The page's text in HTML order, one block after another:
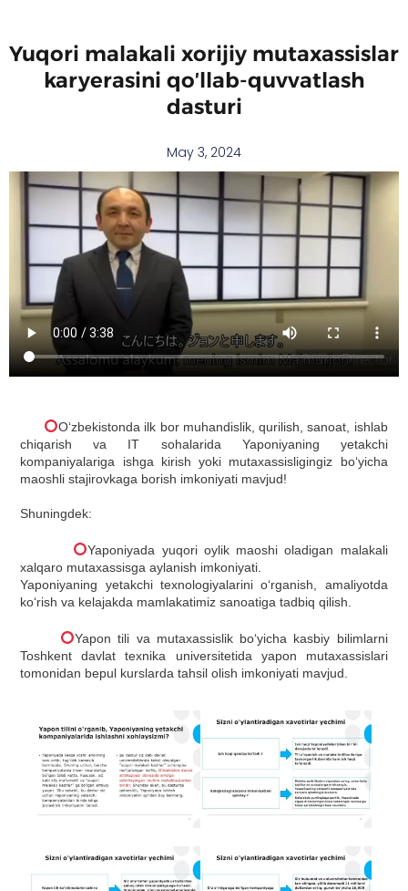
Skip
content
Yuqori malakali xorijiy mutaxassislar
karyerasini qo′llab-quvvatlash
dasturi
May 3, 2024
O‘zbekistonda ilk bor muhandislik, qurilish, sanoat, ishlab
chiqarish va IT sohalarida Yaponiyaning yetakchi
kompaniyalariga ishga kirish yoki mutaxassisligingiz bo‘yicha
maoshli stajirovkaga borish imkoniyati mavjud!
Shuningdek:
Yaponiyada yuqori oylik maoshi oladigan malakali
xalqaro mutaxassisga aylanish imkoniyati.
Yaponiyaning yetakchi texnologiyalarini o‘rganish, amaliyotda
ko‘rish va kelajakda mamlakatimiz sanoatiga tadbiq qilish.
Yapon tili va mutaxassislik bo‘yicha kasbiy bilimlarni
Toshkent davlat texnika universitetida yapon mutaxassislari
tomonidan bepul kurslarda tahsil olish imkoniyati mavjud.